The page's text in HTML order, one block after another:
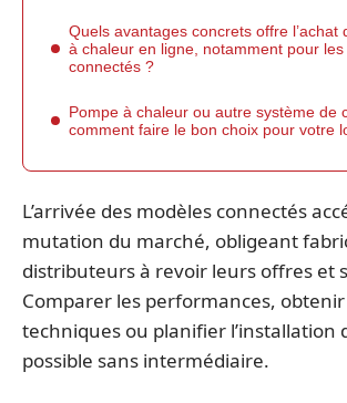
Quels avantages concrets offre l’achat
à chaleur en ligne, notamment pour
connectés ?
Pompe à chaleur ou autre système de
comment faire le bon choix pour votre
L’arrivée des modèles connectés
mutation du marché, obligeant
distributeurs à revoir leurs offres et
Comparer les performances, obtenir
techniques ou planifier l’installation
possible sans intermédiaire.